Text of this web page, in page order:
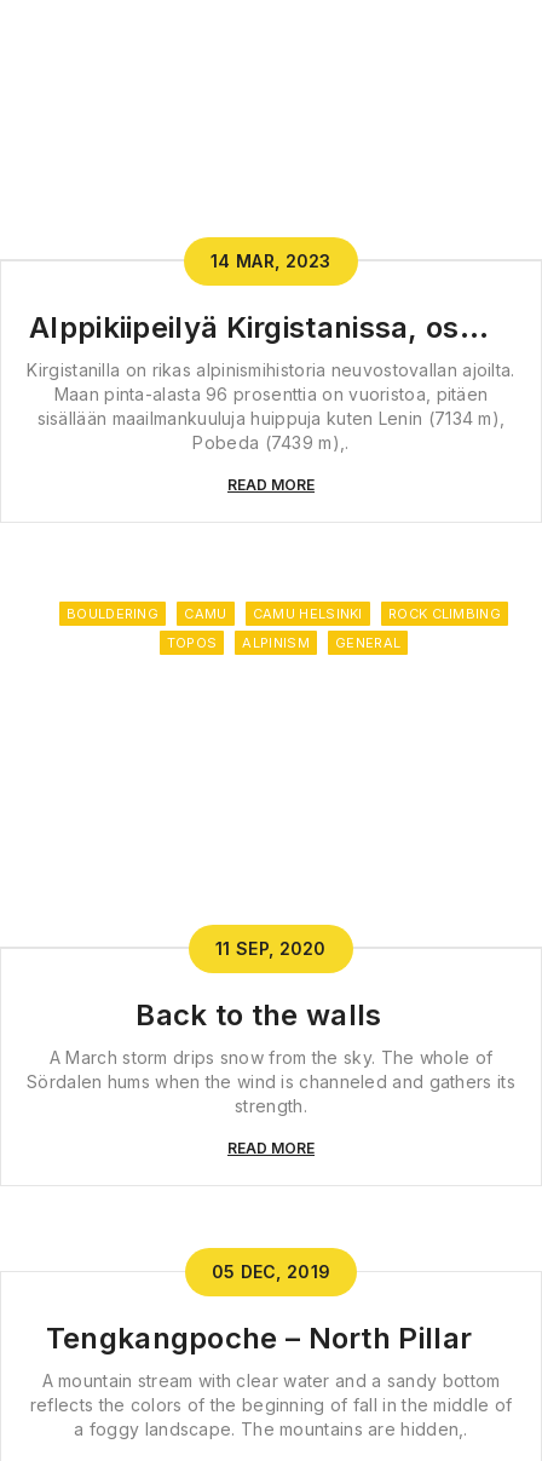
14 MAR, 2023
Alppikiipeilyä Kirgistanissa, osa 1 –
Kirgistanilla on rikas alpinismihistoria neuvostovallan ajoilta.
Maan pinta-alasta 96 prosenttia on vuoristoa, pitäen
sisällään maailmankuuluja huippuja kuten Lenin (7134 m),
Pobeda (7439 m),.
READ MORE
BOULDERING CAMU CAMU HELSINKI
ROCK CLIMBING
TOPOS
ALPINISM GENERAL
11 SEP, 2020
Back to the walls
A March storm drips snow from the sky. The whole of
Sördalen hums when the wind is channeled and gathers its
strength.
READ MORE
05 DEC, 2019
Tengkangpoche – North Pillar
A mountain stream with clear water and a sandy bottom
reflects the colors of the beginning of fall in the middle of
a foggy landscape. The mountains are hidden,.